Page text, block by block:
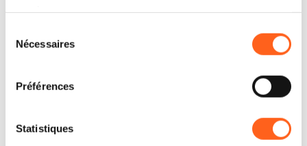
Nécessaires
Préférences
Statistiques